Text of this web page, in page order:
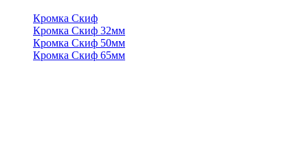
Кромка Скиф
Кромка Скиф 32мм
Кромка Скиф 50мм
Кромка Скиф 65мм